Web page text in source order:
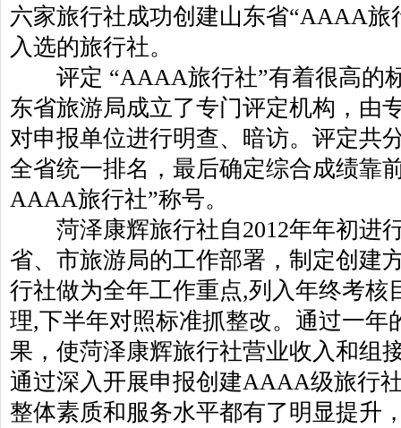
六家旅行社成功创建山东省“AAAA旅
入选的旅行社。
评定 “AAAA旅行社”有着很高的
东省旅游局成立了专门评定机构，由
对申报单位进行明查、暗访。评定共
全省统一排名，最后确定综合成绩靠
AAAA旅行社”称号。
菏泽康辉旅行社自2012年年初进
省、市旅游局的工作部署，制定创建
行社做为全年工作重点,列入年终考核
理,下半年对照标准抓整改。通过一年
果，使菏泽康辉旅行社营业收入和组
通过深入开展申报创建AAAA级旅行
整体素质和服务水平都有了明显提升